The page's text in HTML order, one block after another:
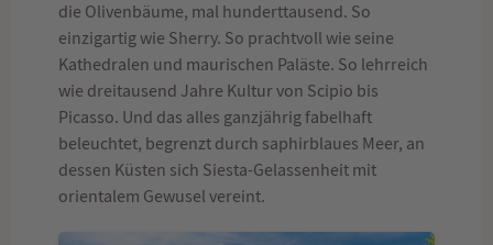
die Olivenbäume, mal hunderttausend. So
einzigartig wie Sherry. So prachtvoll wie seine
Kathedralen und maurischen Paläste. So lehrreich
wie dreitausend Jahre Kultur von Scipio bis
Picasso. Und das alles ganzjährig fabelhaft
beleuchtet, begrenzt durch saphirblaues Meer, an
dessen Küsten sich Siesta-Gelassenheit mit
orientalem Gewusel vereint.